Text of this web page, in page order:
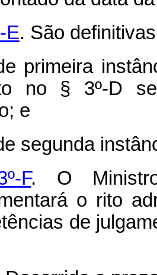
E. São
primeira
no § 3º-D
e
segunda
F. O
o rito
de